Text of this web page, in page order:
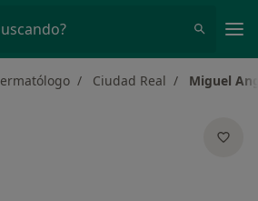
Ciudad Real Miguel